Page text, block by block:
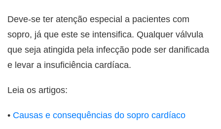
Deve-se ter atenção especial a pacientes com
sopro, já que este se intensifica. Qualquer válvula
que seja atingida pela infecção pode ser danificada
e levar a insuficiência cardíaca.
Leia os artigos:
• Causas e consequências do sopro cardíaco